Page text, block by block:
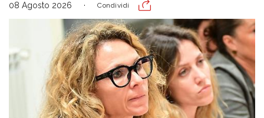
08 Agosto 2026 Condividi